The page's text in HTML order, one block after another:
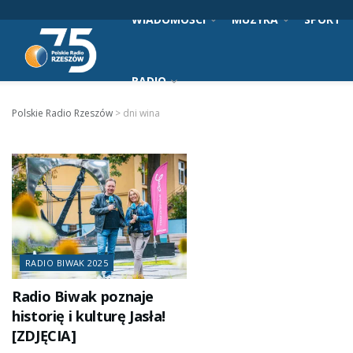
WIADOMOŚCI MUZYKA SPORT
RADIO
Polskie Radio Rzeszów > dni wina
RADIO BIWAK 2025
Radio Biwak poznaje
historię i kulturę Jasła!
[ZDJĘCIA]